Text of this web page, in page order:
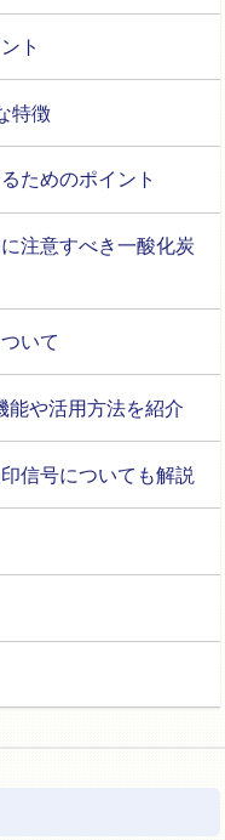
ト
特徴
ためのポイント
注意すべき一酸化炭
いて
能や活用方法を紹介
信号についても解説